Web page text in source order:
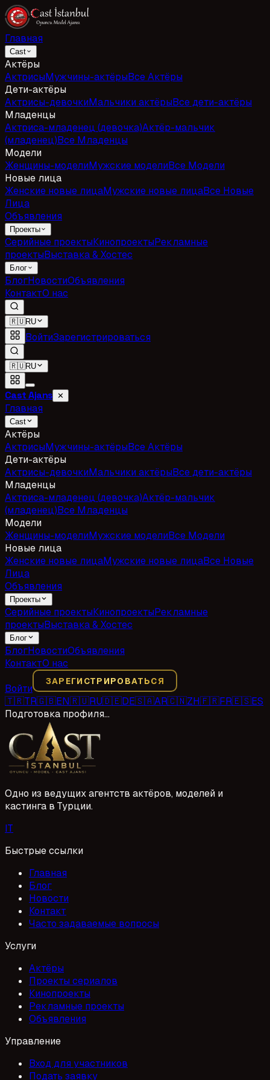
Главная
Cast
Актёры
АктрисыМужчины-актёрыВсе Актёры
Дети-актёры
Актрисы-девочкиМальчики актёрыВсе дети-актёры
Младенцы
Актриса-младенец (девочка)Актёр-мальчик
(младенец)Все Младенцы
Модели
Женщины-моделиМужские моделиВсе Модели
Новые лица
Женские новые лицаМужские новые лицаВсе Новые
Лица
Объявления
Проекты
Серийные проектыКинопроектыРекламные
проектыВыставка & Хостес
Блог
БлогНовостиОбъявления
КонтактО нас
🇷🇺RU
ВойтиЗарегистрироваться
🇷🇺RU
Cast Ajans ✕
Главная
Cast
Актёры
АктрисыМужчины-актёрыВсе Актёры
Дети-актёры
Актрисы-девочкиМальчики актёрыВсе дети-актёры
Младенцы
Актриса-младенец (девочка)Актёр-мальчик
(младенец)Все Младенцы
Модели
Женщины-моделиМужские моделиВсе Модели
Новые лица
Женские новые лицаМужские новые лицаВсе Новые
Лица
Объявления
Проекты
Серийные проектыКинопроектыРекламные
проектыВыставка & Хостес
Блог
БлогНовостиОбъявления
КонтактО нас
Войти
ЗАРЕГИСТРИРОВАТЬСЯ
🇹🇷TR🇬🇧EN🇷🇺RU🇩🇪DE🇸🇦AR🇨🇳ZH🇫🇷FR🇪🇸ES
Подготовка профиля…
Одно из ведущих агентств актёров, моделей и
кастинга в Турции.
IT
Быстрые ссылки
Главная
Блог
Новости
Контакт
Часто задаваемые вопросы
Услуги
Актёры
Проекты сериалов
Кинопроекты
Рекламные проекты
Объявления
Управление
Вход для участников
Подать заявку